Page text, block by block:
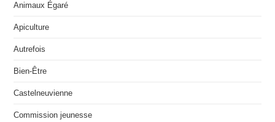
Animaux Égaré
Apiculture
Autrefois
Bien-Être
Castelneuvienne
Commission jeunesse